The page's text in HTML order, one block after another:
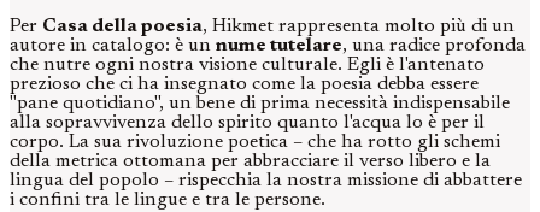
Per Casa della poesia, Hikmet rappresenta molto più di un
autore in catalogo: è un nume tutelare, una radice profonda
che nutre ogni nostra visione culturale. Egli è l'antenato
prezioso che ci ha insegnato come la poesia debba essere
"pane quotidiano", un bene di prima necessità indispensabile
alla sopravvivenza dello spirito quanto l'acqua lo è per il
corpo. La sua rivoluzione poetica – che ha rotto gli schemi
della metrica ottomana per abbracciare il verso libero e la
lingua del popolo – rispecchia la nostra missione di abbattere
i confini tra le lingue e tra le persone.